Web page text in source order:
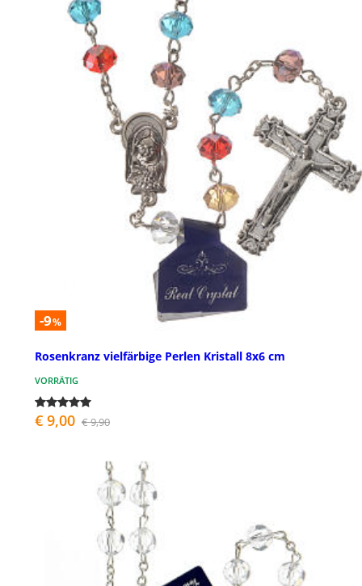
-9%
Rosenkranz vielfärbige Perlen Kristall 8x6 cm
VORRÄTIG
€ 9,00 € 9,90